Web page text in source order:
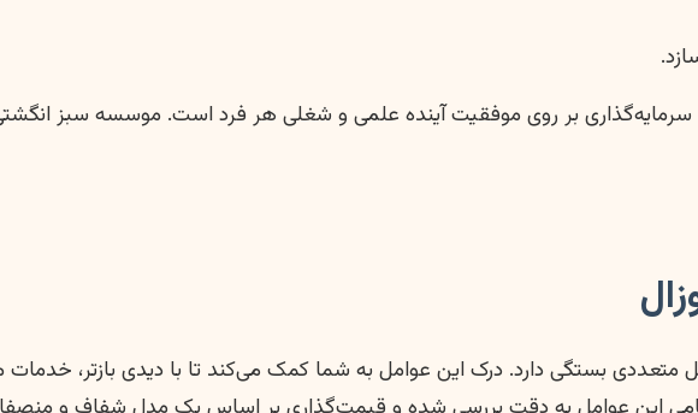
سرمایه‌گذاری بر روی موفقیت آینده علمی و شغلی هر فرد است. موسسه سبز
بستگی دارد. درک این عوامل به شما کمک می‌کند تا با دیدی بازتر، خدمات